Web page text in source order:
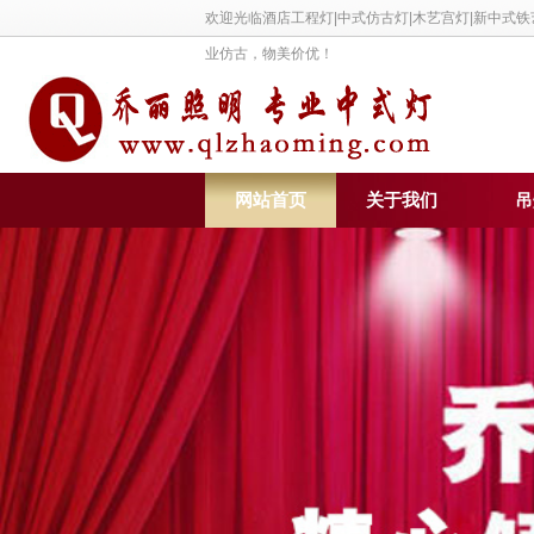
欢迎光临酒店工程灯|中式仿古灯|木艺宫灯|新中式
业仿古，物美价优！
网站首页 关于我们